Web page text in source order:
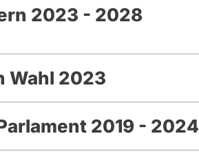
2023 - 2028
Wahl 2023
2019 - 2024